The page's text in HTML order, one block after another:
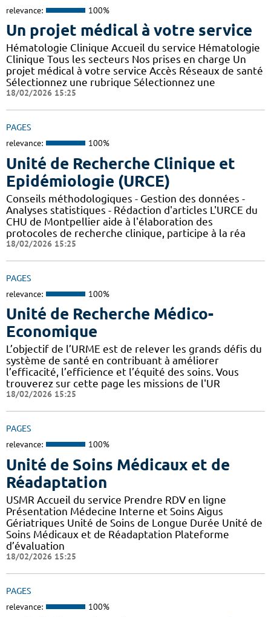
relevance: 100%
Un projet médical à votre service
Hématologie Clinique Accueil du service Hématologie
Clinique Tous les secteurs Nos prises en charge Un
projet médical à votre service Accès Réseaux de santé
Sélectionnez une rubrique Sélectionnez une
18/02/2026 15:25
PAGES
relevance: 100%
Unité de Recherche Clinique et
Epidémiologie (URCE)
Conseils méthodologiques - Gestion des données -
Analyses statistiques - Rédaction d'articles L'URCE du
CHU de Montpellier aide à l'élaboration des
protocoles de recherche clinique, participe à la réa
18/02/2026 15:25
PAGES
relevance: 100%
Unité de Recherche Médico-
Economique
L’objectif de l’URME est de relever les grands défis du
système de santé en contribuant à améliorer
l’efficacité, l’efficience et l’équité des soins. Vous
trouverez sur cette page les missions de l'UR
18/02/2026 15:25
PAGES
relevance: 100%
Unité de Soins Médicaux et de
Réadaptation
USMR Accueil du service Prendre RDV en ligne
Présentation Médecine Interne et Soins Aigus
Gériatriques Unité de Soins de Longue Durée Unité de
Soins Médicaux et de Réadaptation Plateforme
d’évaluation
18/02/2026 15:25
PAGES
relevance: 100%